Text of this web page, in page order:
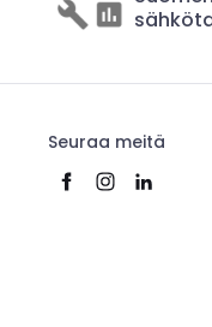
Seuraa meitä